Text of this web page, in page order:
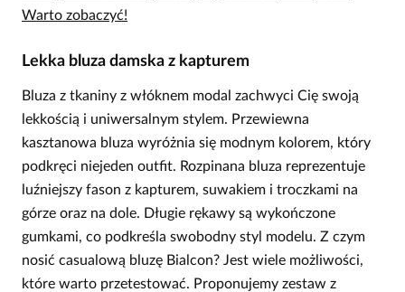
Warto zobaczyć!
Lekka bluza damska z kapturem
Bluza z tkaniny z włóknem modal zachwyci Cię swoją
lekkością i uniwersalnym stylem. Przewiewna
kasztanowa bluza wyróżnia się modnym kolorem, który
podkręci niejeden outfit. Rozpinana bluza reprezentuje
luźniejszy fason z kapturem, suwakiem i troczkami na
górze oraz na dole. Długie rękawy są wykończone
gumkami, co podkreśla swobodny styl modelu. Z czym
nosić casualową bluzę Bialcon? Jest wiele możliwości,
które warto przetestować. Proponujemy zestaw z